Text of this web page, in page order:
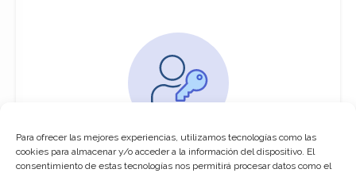
Para ofrecer las mejores experiencias, utilizamos tecnologías como las
cookies para almacenar y/o acceder a la información del dispositivo. El
consentimiento de estas tecnologías nos permitirá procesar datos como el
You must be logged in to access this
course